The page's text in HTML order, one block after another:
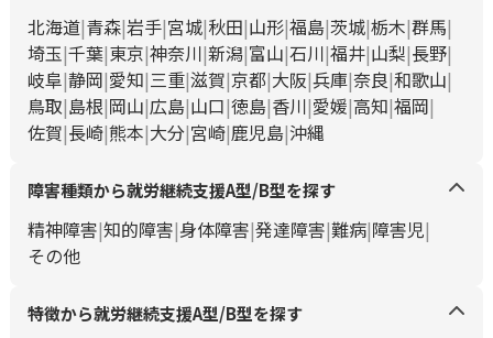
北海道 青森 岩手 宮城 秋田 山形 福島 茨城 栃木 群馬
埼玉 千葉 東京 神奈川 新潟 富山 石川 福井 山梨 長野
岐阜 静岡 愛知 三重 滋賀 京都 大阪 兵庫 奈良 和歌山
鳥取 島根 岡山 広島 山口 徳島 香川 愛媛 高知 福岡
佐賀 長崎 熊本 大分 宮崎 鹿児島 沖縄
障害種類から就労継続支援A型/B型を探す
精神障害 知的障害 身体障害 発達障害 難病 障害児
その他
特徴から就労継続支援A型/B型を探す